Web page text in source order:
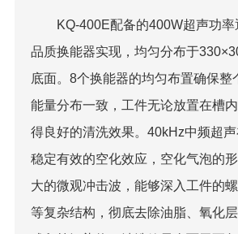
KQ-400E配备的400W超声功
品质换能器实现，均匀分布于
底面。8个换能器的均匀布置确保整
能量分布一致，工件无论放置在槽
得良好的清洗效果。40kHz中频超
稳定有效的空化效应，空化气泡的
大的微观冲击波，能够深入工件的
等复杂结构，彻底去除油脂、氧化